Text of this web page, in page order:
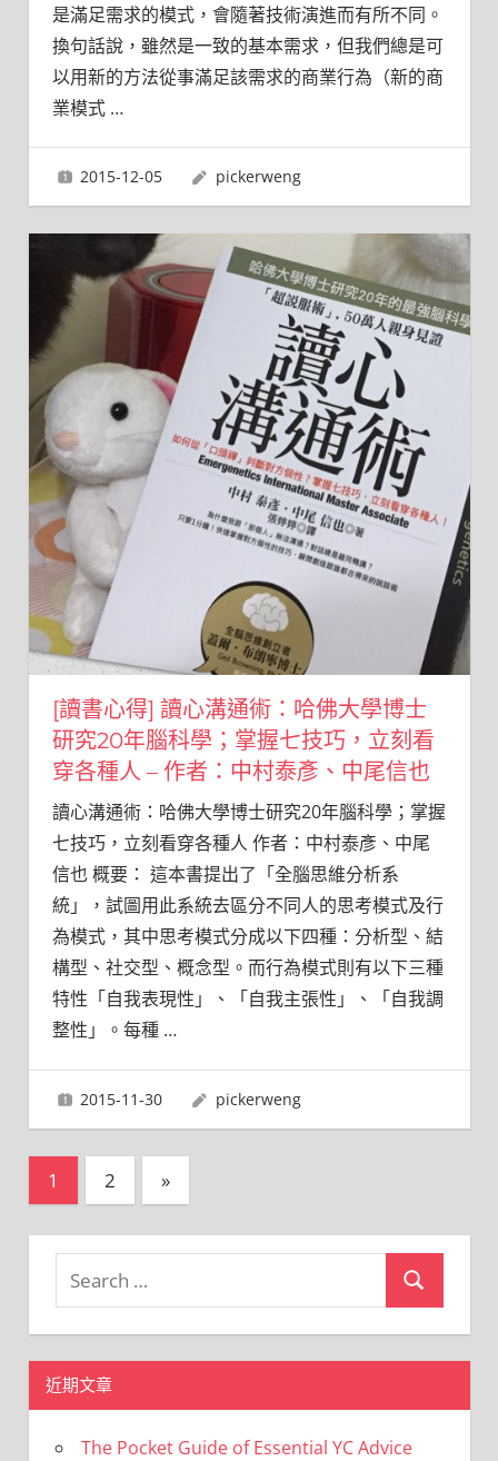
是滿足需求的模式，會隨著技術演進而有所不同。
換句話說，雖然是一致的基本需求，但我們總是可
以用新的方法從事滿足該需求的商業行為（新的商
業模式 …
2015-12-05 pickerweng
[讀書心得] 讀心溝通術：哈佛大學博士
研究20年腦科學；掌握七技巧，立刻看
穿各種人 – 作者：中村泰彥、中尾信也
讀心溝通術：哈佛大學博士研究20年腦科學；掌握
七技巧，立刻看穿各種人 作者：中村泰彥、中尾
信也 概要： 這本書提出了「全腦思維分析系
統」，試圖用此系統去區分不同人的思考模式及行
為模式，其中思考模式分成以下四種：分析型、結
構型、社交型、概念型。而行為模式則有以下三種
特性「自我表現性」、「自我主張性」、「自我調
整性」。每種 …
2015-11-30 pickerweng
文
章
分
頁
1 2
Next
Posts
»
Search
近期文章
The Pocket Guide of Essential YC Advice